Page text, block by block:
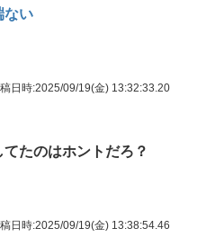
ない
日時:2025/09/19(金) 13:32:33.20
たのはホントだろ？
日時:2025/09/19(金) 13:38:54.46